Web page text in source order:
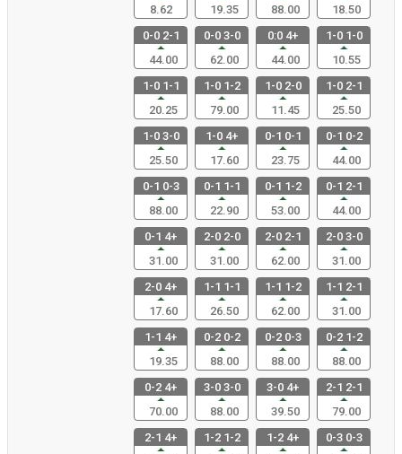
8.62
19.35
88.00
18.50
0-0 2-1
44.00
0-0 3-0
62.00
0:0 4+
44.00
1-0 1-0
10.55
1-0 1-1
20.25
1-0 1-2
79.00
1-0 2-0
11.45
1-0 2-1
25.50
1-0 3-0
25.50
1-0 4+
17.60
0-1 0-1
23.75
0-1 0-2
44.00
0-1 0-3
88.00
0-1 1-1
22.90
0-1 1-2
53.00
0-1 2-1
44.00
0-1 4+
31.00
2-0 2-0
31.00
2-0 2-1
62.00
2-0 3-0
31.00
2-0 4+
17.60
1-1 1-1
26.50
1-1 1-2
62.00
1-1 2-1
31.00
1-1 4+
19.35
0-2 0-2
88.00
0-2 0-3
88.00
0-2 1-2
88.00
0-2 4+
70.00
3-0 3-0
88.00
3-0 4+
39.50
2-1 2-1
79.00
2-1 4+
1-2 1-2
1-2 4+
0-3 0-3